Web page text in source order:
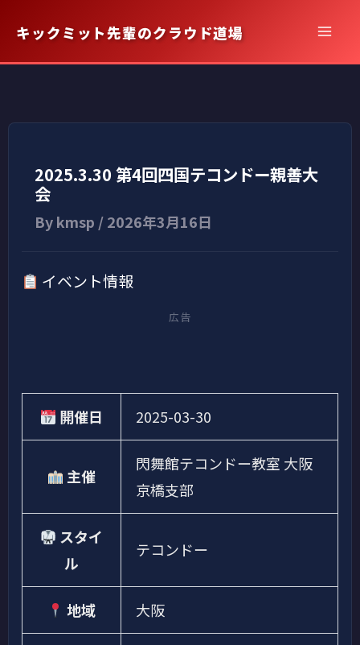
を
キ
キックミット先輩のクラウド道場
2025.3.30 第4回四国テコンドー親善大
会
Bykmsp /2026年3月16日
イベント情報
広告
開催日 2025-03-30
主催
閃舞館テコンドー教室 大阪
京橋支部
スタイ
ル
テコンドー
地域 大阪